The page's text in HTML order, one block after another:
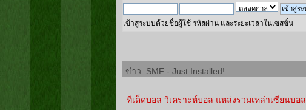
เข้าสู่ระบบด้วยชื่อผู้ใช้ รหัสผ่าน และระยะเวลาในเซสชั่น
ข่าว: SMF - Just Installed!
ทีเด็ดบอล วิเคราะห์บอล แหล่งรวมเหล่าเซียนบอล